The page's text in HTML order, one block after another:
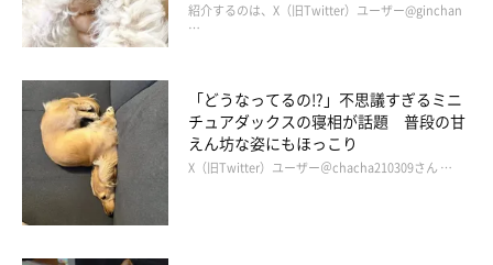
紹介するのは、X（旧Twitter）ユーザー@ginchan
…
「どうなってるの!?」不思議すぎるミニ
チュアダックスの寝相が話題 普段の甘
えん坊な姿にもほっこり
X（旧Twitter）ユーザー＠chacha210309さん …